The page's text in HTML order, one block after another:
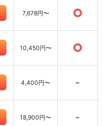
7,678円〜 ○
10,450円〜 ○
4,400円〜 -
18,900円〜 -